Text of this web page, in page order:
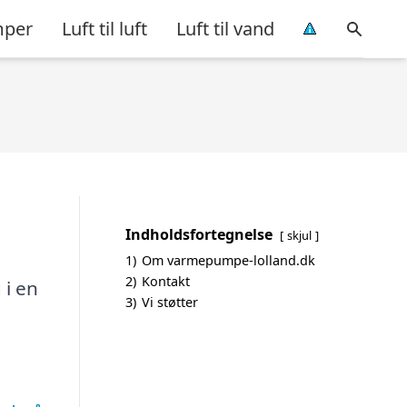
Luft til luft Luft til vand
en
Indholdsfortegnelse skjul
1) Om varmepumpe-lolland.dk
2) Kontakt
3) Vi støtter